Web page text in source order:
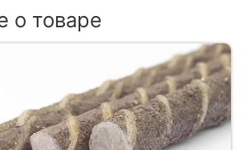
о товаре